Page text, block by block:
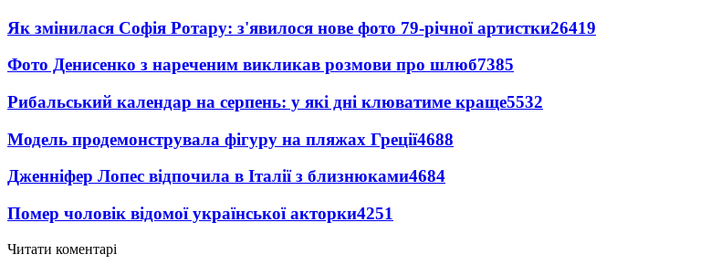
Як змінилася Софія Ротару: з'явилося нове фото 79-річної артистки26419
Фото Денисенко з нареченим викликав розмови про шлюб7385
Рибальський календар на серпень: у які дні клюватиме краще5532
Модель продемонструвала фігуру на пляжах Греції4688
Дженніфер Лопес відпочила в Італії з близнюками4684
Помер чоловік відомої української акторки4251
Читати коментарі